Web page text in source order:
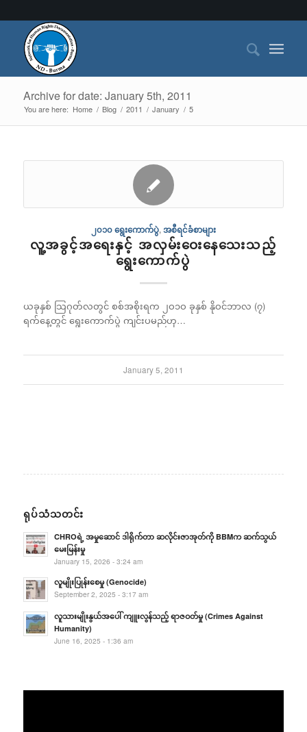
Archive for date: January 5th, 2011
You are here: Home / Blog / 2011 / January / 5
၂၀၁၀ ရွေးကောက်ပွဲ,အစီရင်ခံစာများ
လူ့အခွင့်အရေးနှင့် အလှမ်းဝေးနေသေးသည့်
ရွေးကောက်ပွဲ
ယခုနှစ် သြဂုတ်လတွင် စစ်အစိုးရက ၂ဝ၁ဝ ခုနှစ် နိုဝင်ဘာလ (၇)
ရက်နေ့တွင် ရွေးကောက်ပွဲ ကျင်းပမည်ဟု…
January 5, 2011
ရုပ်သံသတင်း
CHROရဲ့ အမှုဆောင် ဒါရိုက်တာ ဆလိုင်းဇာအုတ်ကို BBMက ဆက်သွယ်
မေးမြန်းမှု
January 15, 2026 - 3:24 am
လူမျိုးပြုန်းစေမှု (Genocide)
September 2, 2025 - 3:17 am
လူသားမျိုးနွယ်အပေါ် ကျူးလွန်သည့် ရာဇဝတ်မှု (Crimes Against
Humanity)
June 16, 2025 - 1:36 am